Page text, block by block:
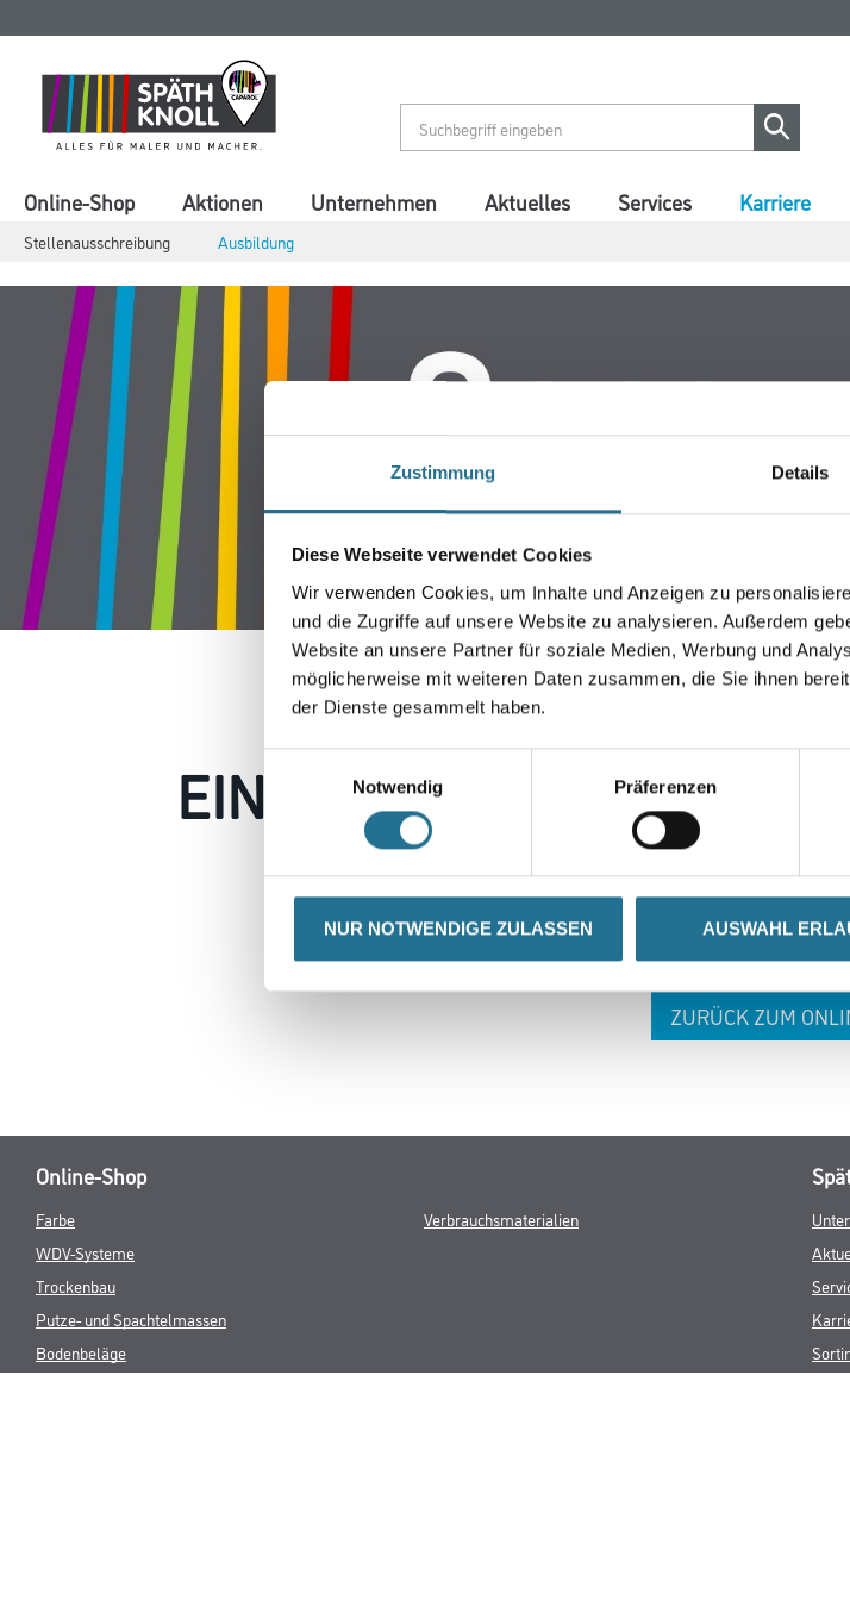
Zustimmung Details
Diese Webseite verwendet Cookies
Wir verwenden Cookies, um Inhalte und Anzeigen zu
und die Zugriffe auf unsere Website zu analysieren. Außerdem
Website an unsere Partner für soziale Medien, Werbung und
möglicherweise mit weiteren Daten zusammen, die Sie ihnen
der Dienste gesammelt haben.
Notwendig
Präferenzen
NUR NOTWENDIGE ZULASSEN AUSWAHL
springen
springen
Online-Shop Aktionen Unternehmen Aktuelles Services Karriere
Stellenausschreibung Ausbildung
EIN KLEINER
Erkunden Sie in der Zwischenzeit unseren
ZURÜCK ZUM
Online-Shop
Farbe
WDV-Systeme
Trockenbau
Putze- und Spachtelmassen
Bodenbeläge
Verbrauchsmaterialien